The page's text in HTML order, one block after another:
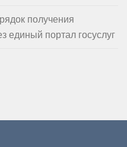
получения
единый портал госуслуг